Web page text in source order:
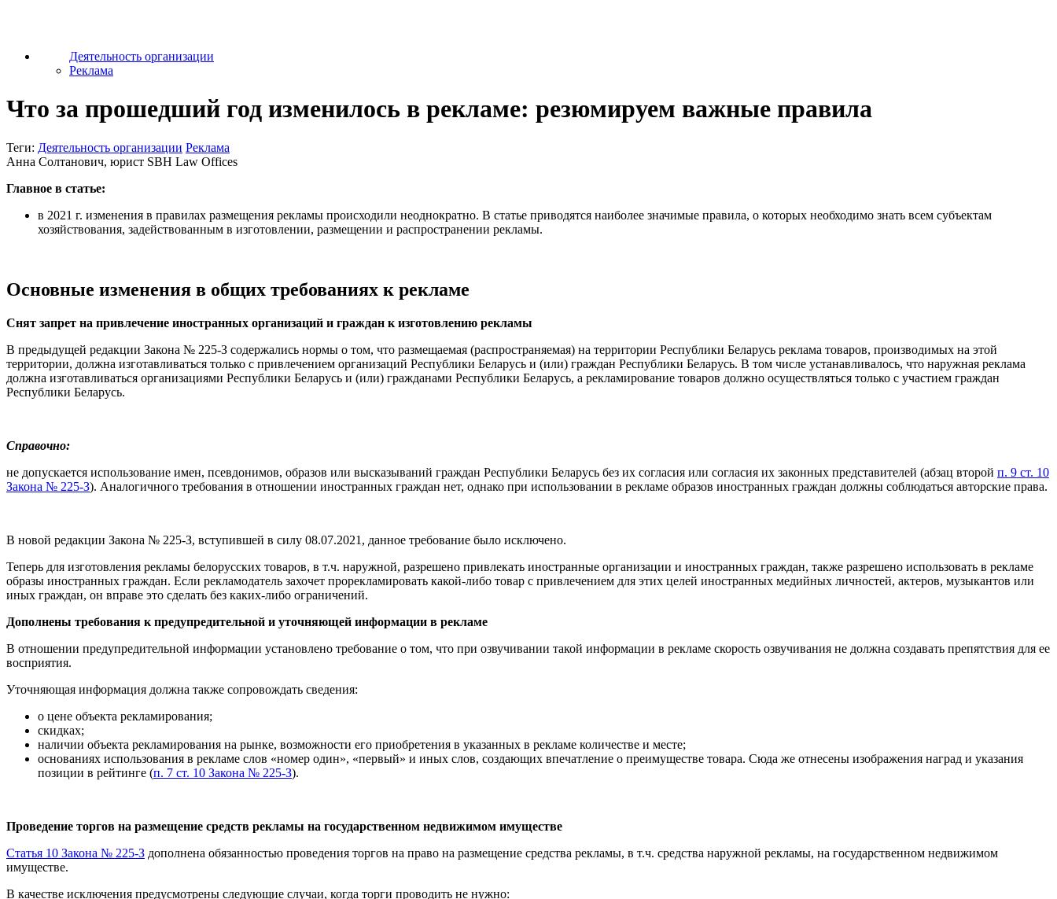
Деятельность организации
Реклама
Что за прошедший год изменилось в рекламе: резюмируем важные правила
Теги: Деятельность организации Реклама
Анна Солтанович, юрист SBH Law Offices
Главное в статье:
в 2021 г. изменения в правилах размещения рекламы происходили неоднократно. В статье приводятся наиболее значимые правила, о которых необходимо знать всем субъектам
хозяйствования, задействованным в изготовлении, размещении и распространении рекламы.
Основные изменения в общих требованиях к рекламе
Снят запрет на привлечение иностранных организаций и граждан к изготовлению рекламы
В предыдущей редакции Закона № 225-З содержались нормы о том, что размещаемая (распространяемая) на территории Республики Беларусь реклама товаров, производимых на этой
территории, должна изготавливаться только с привлечением организаций Республики Беларусь и (или) граждан Республики Беларусь. В том числе устанавливалось, что наружная реклама
должна изготавливаться организациями Республики Беларусь и (или) гражданами Республики Беларусь, а рекламирование товаров должно осуществляться только с участием граждан
Республики Беларусь.
Справочно:
не допускается использование имен, псевдонимов, образов или высказываний граждан Республики Беларусь без их согласия или согласия их законных представителей (абзац второй п. 9 ст. 10
Закона № 225-З). Аналогичного требования в отношении иностранных граждан нет, однако при использовании в рекламе образов иностранных граждан должны соблюдаться авторские права.
В новой редакции Закона № 225-З, вступившей в силу 08.07.2021, данное требование было исключено.
Теперь для изготовления рекламы белорусских товаров, в т.ч. наружной, разрешено привлекать иностранные организации и иностранных граждан, также разрешено использовать в рекламе
образы иностранных граждан. Если рекламодатель захочет прорекламировать какой-либо товар с привлечением для этих целей иностранных медийных личностей, актеров, музыкантов или
иных граждан, он вправе это сделать без каких-либо ограничений.
Дополнены требования к предупредительной и уточняющей информации в рекламе
В отношении предупредительной информации установлено требование о том, что при озвучивании такой информации в рекламе скорость озвучивания не должна создавать препятствия для ее
восприятия.
Уточняющая информация должна также сопровождать сведения:
о цене объекта рекламирования;
скидках;
наличии объекта рекламирования на рынке, возможности его приобретения в указанных в рекламе количестве и месте;
основаниях использования в рекламе слов «номер один», «первый» и иных слов, создающих впечатление о преимуществе товара. Сюда же отнесены изображения наград и указания
позиции в рейтинге (п. 7 ст. 10 Закона № 225-З).
Проведение торгов на размещение средств рекламы на государственном недвижимом имуществе
Статья 10 Закона № 225-З дополнена обязанностью проведения торгов на право на размещение средства рекламы, в т.ч. средства наружной рекламы, на государственном недвижимом
имуществе.
В качестве исключения предусмотрены следующие случаи, когда торги проводить не нужно: